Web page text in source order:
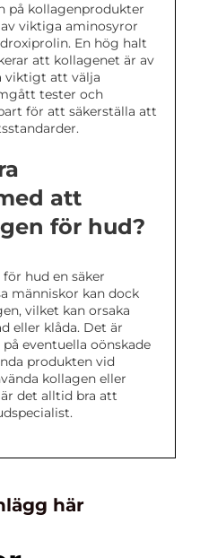
på kollagenprodukter
viktiga aminosyror
En hög halt
att kollagenet är av
viktigt att välja
tester och
för att säkerställa att
att
för hud?
hud en säker
människor kan dock
vilket kan orsaka
eller klåda. Det är
eventuella oönskade
produkten vid
kollagen eller
det alltid bra att
här